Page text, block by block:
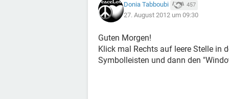
Donia Tabboubi 457
27. August 2012 um 09:30
Guten Morgen!
Klick mal Rechts auf leere Stelle in
Symbolleisten und dann den